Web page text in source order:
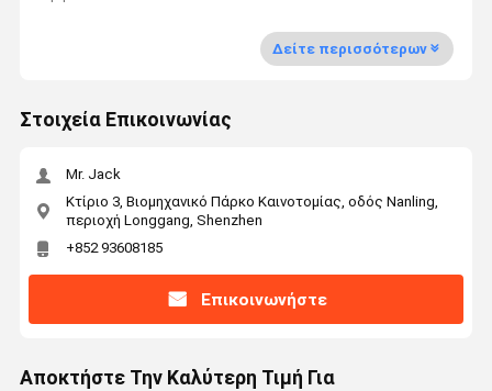
Δείτε περισσότερων
Στοιχεία Επικοινωνίας
Mr. Jack
Κτίριο 3, Βιομηχανικό Πάρκο Καινοτομίας, οδός Nanling,
περιοχή Longgang, Shenzhen
+852 93608185
Επικοινωνήστε
Αποκτήστε Την Καλύτερη Τιμή Για